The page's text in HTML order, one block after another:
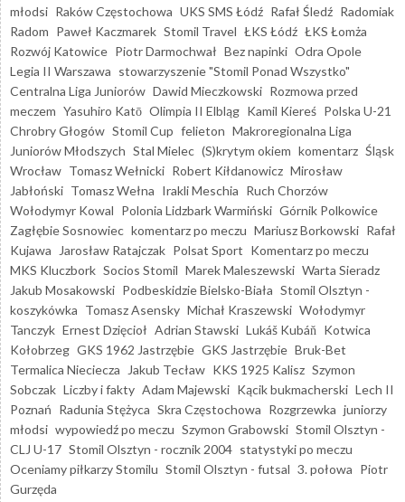
młodsi Raków Częstochowa UKS SMS Łódź Rafał Śledź Radomiak
Radom Paweł Kaczmarek Stomil Travel ŁKS Łódź ŁKS Łomża
Rozwój Katowice Piotr Darmochwał Bez napinki Odra Opole
Legia II Warszawa stowarzyszenie "Stomil Ponad Wszystko"
Centralna Liga Juniorów Dawid Mieczkowski Rozmowa przed
meczem Yasuhiro Katō Olimpia II Elbląg Kamil Kiereś Polska U-21
Chrobry Głogów Stomil Cup felieton Makroregionalna Liga
Juniorów Młodszych Stal Mielec (S)krytym okiem komentarz Śląsk
Wrocław Tomasz Wełnicki Robert Kiłdanowicz Mirosław
Jabłoński Tomasz Wełna Irakli Meschia Ruch Chorzów
Wołodymyr Kowal Polonia Lidzbark Warmiński Górnik Polkowice
Zagłębie Sosnowiec komentarz po meczu Mariusz Borkowski Rafał
Kujawa
Jarosław Ratajczak Polsat Sport Komentarz po meczu
MKS Kluczbork Socios Stomil Marek Maleszewski Warta Sieradz
Jakub Mosakowski Podbeskidzie Bielsko-Biała Stomil Olsztyn -
koszykówka Tomasz Asensky Michał Kraszewski Wołodymyr
Tanczyk Ernest Dzięcioł Adrian Stawski Lukáš Kubáň Kotwica
Kołobrzeg GKS 1962 Jastrzębie GKS Jastrzębie Bruk-Bet
Termalica Nieciecza
Jakub Tecław KKS 1925 Kalisz Szymon
Sobczak Liczby i fakty Adam Majewski Kącik bukmacherski Lech II
Poznań Radunia Stężyca Skra Częstochowa Rozgrzewka juniorzy
młodsi wypowiedź po meczu Szymon Grabowski Stomil Olsztyn -
CLJ U-17 Stomil Olsztyn - rocznik 2004 statystyki po meczu
Oceniamy piłkarzy Stomilu Stomil Olsztyn - futsal 3. połowa Piotr
Gurzęda